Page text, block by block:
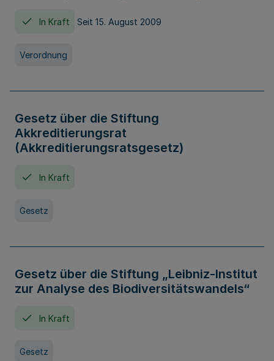
In Kraft Seit 15. August 2009
Verordnung
Gesetz über die Stiftung
Akkreditierungsrat
(Akkreditierungsratsgesetz)
In Kraft
Gesetz
Gesetz über die Stiftung „Leibniz-Institut
zur Analyse des Biodiversitätswandels“
In Kraft
Gesetz